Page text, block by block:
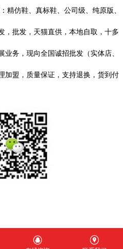
皮革#内置缓震气垫#耐克Nike Air
Low “Black Toe...
Jordan 1 Low “Black Toe”黑脚趾
潮流缓震运动休闲板鞋。原鞋开...
XXXIV“Eclipse”A...
3.5 乔丹系列 完...
精仿鞋、真标鞋、公司级、纯原版、
，批发，天猫直供，本地自取，十多
务，现向全国诚招批发（实体店、
加盟，质量保证，支持退换，货到付